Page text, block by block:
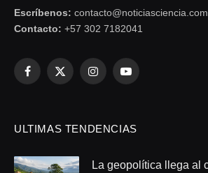
Escríbenos: contacto@noticiasciencia.com
Contacto: +57 302 7182041
Facebook
X
InstagramYouTube
ULTIMAS TENDENCIAS
La geopolítica llega al